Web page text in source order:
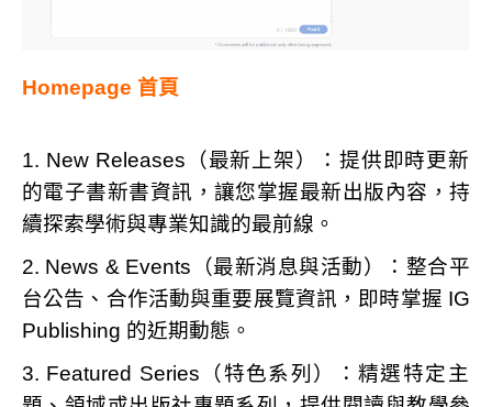
Homepage 首頁
1. New Releases （最新上架）： 提供即時更新
的電子書新書資訊，讓您掌握最新出版內容，持
續探索學術與專業知識的最前線。
2. News & Events （最新消息與活動）： 整合平
台公告、合作活動與重要展覽資訊，即時掌握 IG
Publishing 的近期動態。
3. Featured Series （特色系列）：精選特定主